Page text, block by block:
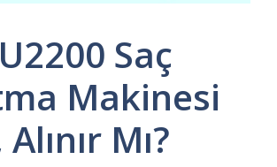
Saç
Makinesi
Mı?